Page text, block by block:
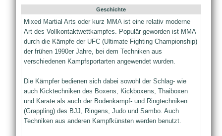
Geschichte
Mixed Martial Arts oder kurz MMA ist eine relativ moderne
Art des Vollkontaktwettkampfes. Populär geworden ist MMA
durch die Kämpfe der UFC (Ultimate Fighting Championship)
der frühen 1990er Jahre, bei dem Techniken aus
verschiedenen Kampfsportarten angewendet wurden.
Die Kämpfer bedienen sich dabei sowohl der Schlag- wie
auch Kicktechniken des Boxens, Kickboxens, Thaiboxen
und Karate als auch der Bodenkampf- und Ringtechniken
(Grappling) des BJJ, Ringens, Judo und Sambo. Auch
Techniken aus anderen Kampfkünsten werden benutzt.